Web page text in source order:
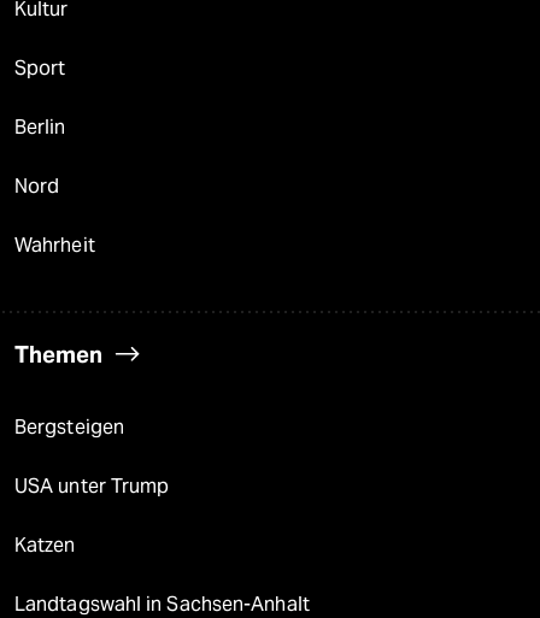
Kultur
Sport
Berlin
Nord
Wahrheit
Themen
Bergsteigen
USA unter Trump
Katzen
Landtagswahl in Sachsen-Anhalt